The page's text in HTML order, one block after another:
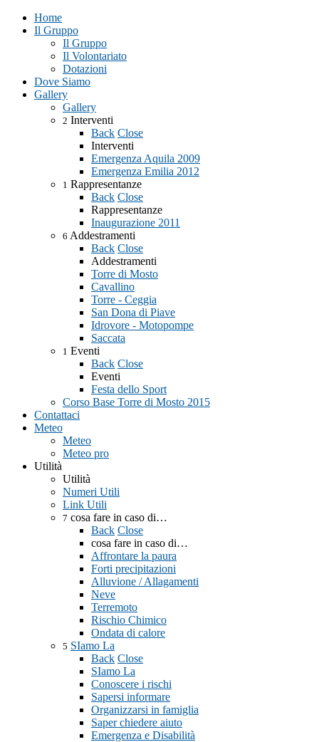
Home
Il Gruppo
Il Gruppo
Il Volontariato
Dotazioni
Dove Siamo
Gallery
Gallery
2 Interventi
Back Close
Interventi
Emergenza Aquila 2009
Emergenza Emilia 2012
1 Rappresentanze
Back Close
Rappresentanze
Inaugurazione 2011
6 Addestramenti
Back Close
Addestramenti
Torre di Mosto
Cavallino
Torre - Ceggia
San Dona di Piave
Idrovore - Motopompe
Saccata
1 Eventi
Back Close
Eventi
Festa dello Sport
Corso Base Torre di Mosto 2015
Contattaci
Meteo
Meteo
Meteo pro
Utilità
Utilità
Numeri Utili
Link Utili
7 cosa fare in caso di…
Back Close
cosa fare in caso di…
Affrontare la paura
Forti precipitazioni
Alluvione / Allagamenti
Neve
Terremoto
Rischio Chimico
Ondata di calore
5 SIamo La
Back Close
SIamo La
Conoscere i rischi
Sapersi informare
Organizzarsi in famiglia
Saper chiedere aiuto
Emergenza e Disabilità